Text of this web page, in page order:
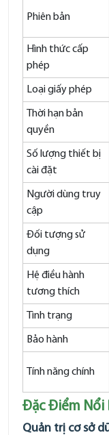
Phiên bản
Hình thức cấp
phép
Loại giấy phép
Thời hạn bản
quyền
Số lượng thiết bị
cài đặt
Người dùng truy
cập
Đối tượng sử
dụng
Hệ điều hành
tương thích
Tình trạng
Bảo hành
Tính năng chính
Đặc Điểm Nổi
Quản trị cơ sở